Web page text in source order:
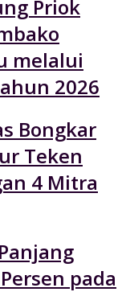
Priok
melalui
2026
Bongkar
Teken
4 Mitra
pada